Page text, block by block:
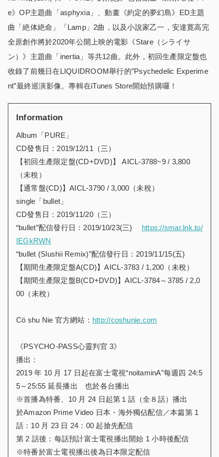
e》OP主題曲「asphyxia」、動畫《約定的夢幻島》ED主題
曲「絶体絶命」「Lamp」2曲，以及小說家乙一，安達寛高完
全原創作將於2020年公開上映的電影《Stare（シライサ
ン）》主題曲「inertia」等共12曲。此外，初回生產限定盤也
收錄了前幾日在LIQUIDROOM舉行的”Psychedelic Experime
nt”最終巡演影像。專輯在iTunes Store開始預購囉！
Information
Album「PURE」
CD發售日：2019/12/11（三）
【初回生產限定盤(CD+DVD)】 AICL-3788~9 / 3,800
（未稅）
【通常盤(CD)】AICL-3790 / 3,000（未稅）
single「bullet」
CD發售日：2019/11/20（三）
“bullet”配信發行日：2019/10/23(三) https://smar.lnk.to/
IEGkRWN
“bullet (Slushii Remix)”配信發行日：2019/11/15(五)
【期間生產限定盤A(CD)】AICL-3783 / 1,200（未稅）
【期間生產限定盤B(CD+DVD)】AICL-3784～3785 / 2,0
00（未稅）
Cö shu Nie 官方網站： http://coshunie.com
《PSYCHO-PASS心靈判官 3》
播出：
2019 年 10 月 17 日起在富士電視“noitaminA”每週四 24:5
5～25:55 延長播出 也於各台播出
※首播為特番、10 月 24 日起第１話（全８話）播出
於Amazon Prime Video 日本・海外獨佔配信／本篇第 1
話：10 月 23 日 24：00 起搶先配信
第 2 話後：每話預計富士電視播出開始 1 小時後配信
※特番於富士電視播出後為日本限定配信